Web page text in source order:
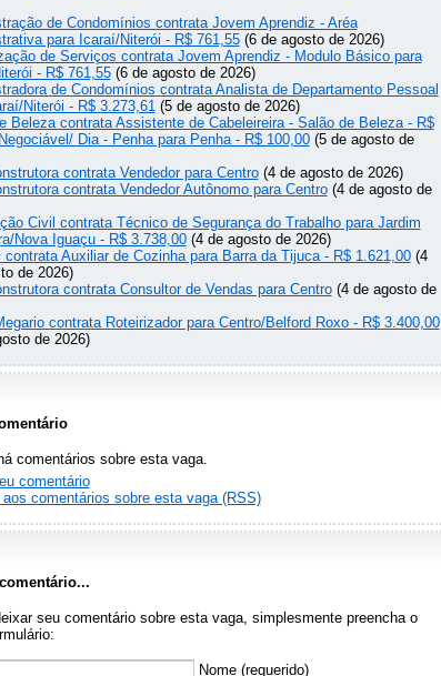
de Condomínios contrata Jovem Aprendiz - Aréa
para Icaraí/Niterói - R$ 761,55(6 de agosto de 2026)
de Serviços contrata Jovem Aprendiz - Modulo Básico para
- R$ 761,55(6 de agosto de 2026)
de Condomínios contrata Analista de Departamento Pessoal
Niterói - R$ 3.273,61(5 de agosto de 2026)
Beleza contrata Assistente de Cabeleireira - Salão de Beleza - R$
Dia - Penha para Penha - R$ 100,00(5 de agosto de
contrata Vendedor para Centro(4 de agosto de 2026)
contrata Vendedor Autônomo para Centro(4 de agosto de
Civil contrata Técnico de Segurança do Trabalho para Jardim
Nova Iguaçu - R$ 3.738,00(4 de agosto de 2026)
contrata Auxiliar de Cozinha para Barra da Tijuca - R$ 1.621,00(4
de 2026)
contrata Consultor de Vendas para Centro(4 de agosto de
contrata Roteirizador para Centro/Belford Roxo - R$ 3.400,00
de 2026)
comentários sobre esta vaga.
comentário
comentários sobre esta vaga (RSS)
seu comentário sobre esta vaga, simplesmente preencha o
Nome (requerido)